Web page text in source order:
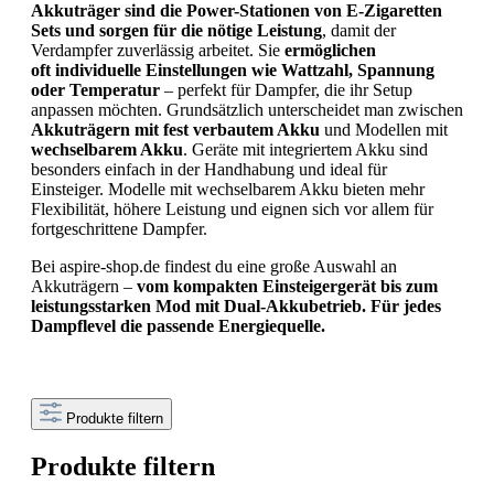
Akkuträger sind die Power-Stationen von E-Zigaretten
Sets und sorgen für die nötige Leistung, damit der
Verdampfer zuverlässig arbeitet. Sie ermöglichen
oft individuelle Einstellungen wie Wattzahl, Spannung
oder Temperatur – perfekt für Dampfer, die ihr Setup
anpassen möchten. Grundsätzlich unterscheidet man zwischen
Akkuträgern mit fest verbautem Akku und Modellen mit
wechselbarem Akku. Geräte mit integriertem Akku sind
besonders einfach in der Handhabung und ideal für
Einsteiger. Modelle mit wechselbarem Akku bieten mehr
Flexibilität, höhere Leistung und eignen sich vor allem für
fortgeschrittene Dampfer.
Bei aspire-shop.de findest du eine große Auswahl an
Akkuträgern – vom kompakten Einsteigergerät bis zum
leistungsstarken Mod mit Dual-Akkubetrieb. Für jedes
Dampflevel die passende Energiequelle.
Produkte filtern
Produkte filtern